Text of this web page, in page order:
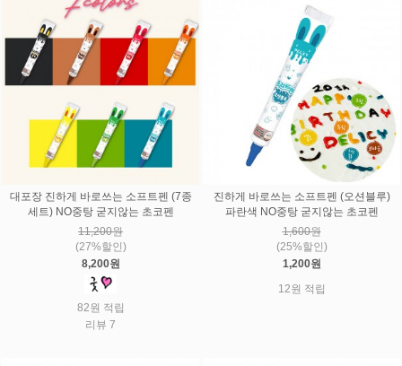
대포장 진하게 바로쓰는 소프트펜 (7종
세트) NO중탕 굳지않는 초코펜
11,200원
(27%할인)
8,200원
82원 적립
리뷰 7
진하게 바로쓰는 소프트펜 (오션블루)
파란색 NO중탕 굳지않는 초코펜
1,600원
(25%할인)
1,200원
12원 적립